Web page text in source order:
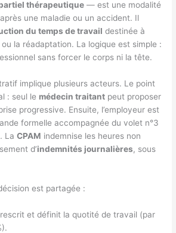
thérapeutique — est une modalité
une maladie ou un accident. Il
du temps de travail destinée à
la réadaptation. La logique est simple :
sans forcer le corps ni la tête.
implique plusieurs acteurs. Le point
: seul le médecin traitant peut proposer
progressive. Ensuite, l’employeur est
formelle accompagnée du volet n°3
LaCPAM indemnise les heures non
d’indemnités journalières, sous
est partagée :
et définit la quotité de travail (par